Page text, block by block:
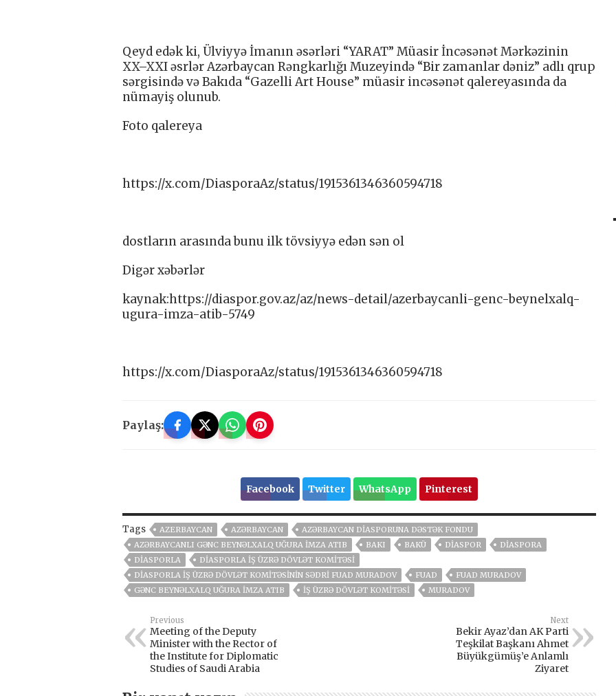
Qeyd edək ki, Ülviyyə İmanın əsərləri “YARAT” Müasir İncəsənət Mərkəzinin
XX–XXI əsrlər Azərbaycan Rəngkarlığı Muzeyində “Bir zamanlar dəniz” adlı qrup
sərgisində və Bakıda “Gazelli Art House” müasir incəsənət qalereyasında da
nümayiş olunub.
Foto qalereya
https://x.com/DiasporaAz/status/1915361346360594718
dostların arasında bunu ilk tövsiyyə edən sən ol
Digər xəbərlər
kaynak:https://diaspor.gov.az/az/news-detail/azerbaycanli-genc-beynelxalq-
ugura-imza-atib-5749
https://x.com/DiasporaAz/status/1915361346360594718
Paylaş:
Facebook Twitter WhatsApp Pinterest
Tags AZERBAYCAN AZƏRBAYCAN
AZƏRBAYCAN DIASPORUNA DƏSTƏK FONDU
AZƏRBAYCANLI GƏNC BEYNƏLXALQ UĞURA IMZA ATIB
BAKI BAKÜ DIASPOR
DIASPORA
DIASPORLA
DIASPORLA İŞ ÜZRƏ DÖVLƏT KOMITƏSI
DIASPORLA İŞ ÜZRƏ DÖVLƏT KOMITƏSININ SƏDRI FUAD MURADOV
FUAD
FUAD MURADOV
GƏNC BEYNƏLXALQ UĞURA IMZA ATIB
İŞ ÜZRƏ DÖVLƏT KOMITƏSI MURADOV
Previous
Meeting of the Deputy
Minister with the Rector of
the Institute for Diplomatic
Studies of Saudi Arabia
Next
Bekir Ayaz’dan AK Parti
Teşkilat Başkanı Ahmet
Büyükgümüş’e Anlamlı
Ziyaret